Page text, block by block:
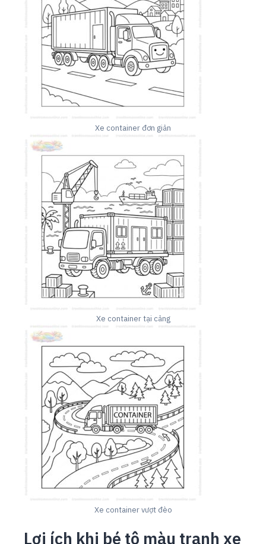
Xe container đơn giản
Xe container tại cảng
Xe container vượt đèo
Lợi ích khi bé tô màu tranh xe